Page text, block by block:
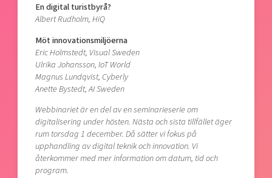
En digital turistbyrå?
Albert Rudholm, HiQ
Möt innovationsmiljöerna
Eric Holmstedt, Visual Sweden
Ulrika Johansson, IoT World
Magnus Lundqvist, Cyberly
Anette Bystedt, AI Sweden
Webbinariet är en del av en seminarieserie om
digitalisering under hösten. Nästa och sista tillfället äger
rumtorsdag1 december. Då sätter vi fokuspå
upphandling av digital teknik och innovation. Vi
återkommer med mer information om datum, tid och
program.